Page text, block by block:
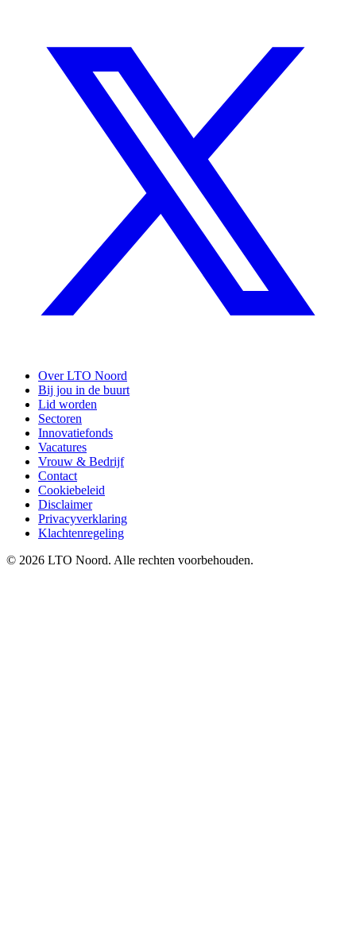
Over LTO Noord
Bij jou in de buurt
Lid worden
Sectoren
Innovatiefonds
Vacatures
Vrouw & Bedrijf
Contact
Cookiebeleid
Disclaimer
Privacyverklaring
Klachtenregeling
© 2026 LTO Noord. Alle rechten voorbehouden.